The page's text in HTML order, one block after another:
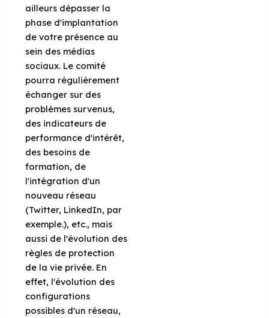
ailleurs dépasser la
phase d'implantation
de votre présence au
sein des médias
sociaux. Le comité
pourra régulièrement
échanger sur des
problèmes survenus,
des indicateurs de
performance d'intérêt,
des besoins de
formation, de
l'intégration d'un
nouveau réseau
(Twitter, LinkedIn, par
exemple.), etc., mais
aussi de l'évolution des
règles de protection
de la vie privée. En
effet, l'évolution des
configurations
possibles d'un réseau,